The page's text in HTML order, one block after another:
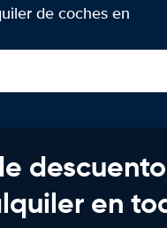
de coches en
en